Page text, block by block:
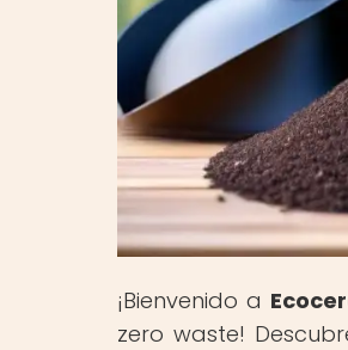
¡Bienvenido a
zero waste!